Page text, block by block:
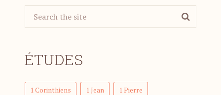
ÉTUDES
1 Corinthiens 1 Jean 1 Pierre